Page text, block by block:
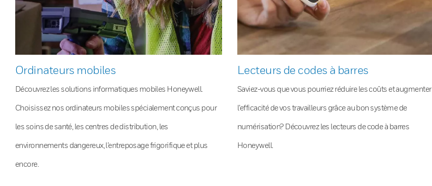
Ordinateurs mobiles
Découvrez les solutions informatiques mobiles Honeywell.
Choisissez nos ordinateurs mobiles spécialement conçus pour
les soins de santé, les centres de distribution, les
environnements dangereux, l’entreposage frigorifique et plus
encore.
Lecteurs de codes à barres
Saviez-vous que vous pourriez réduire les coûts et augmenter
l’efficacité de vos travailleurs grâce au bon système de
numérisation? Découvrez les lecteurs de code à barres
Honeywell.